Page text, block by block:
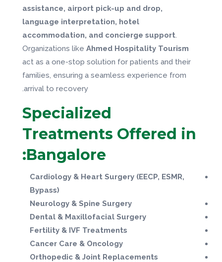
assistance, airport pick-up and drop,
language interpretation, hotel
accommodation, and concierge support.
Organizations like Ahmed Hospitality Tourism
act as a one-stop solution for patients and their
families, ensuring a seamless experience from
arrival to recovery.
Specialized
Treatments Offered in
Bangalore:
Cardiology & Heart Surgery (EECP, ESMR,
Bypass)
Neurology & Spine Surgery
Dental & Maxillofacial Surgery
Fertility & IVF Treatments
Cancer Care & Oncology
Orthopedic & Joint Replacements